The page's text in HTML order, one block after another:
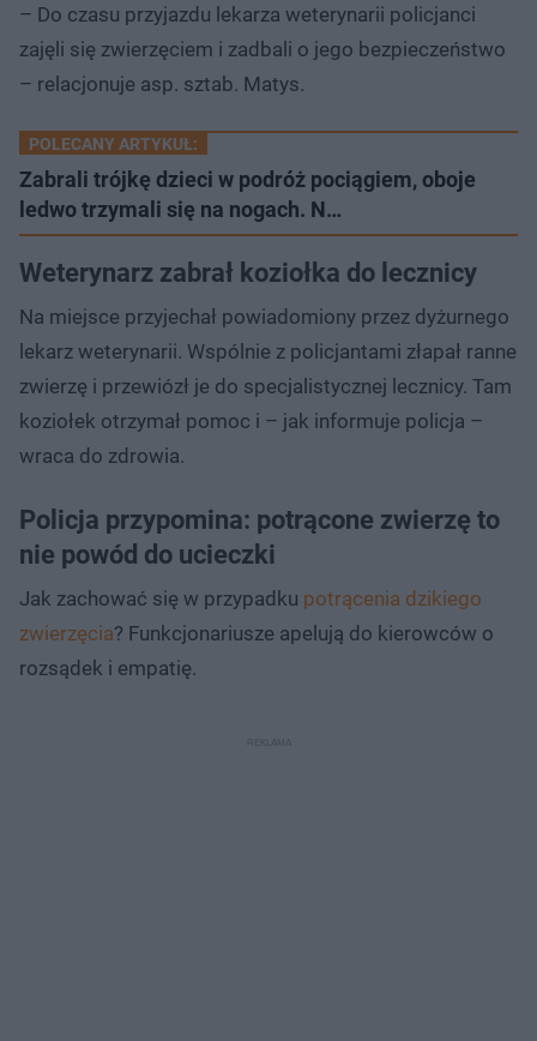
– Do czasu przyjazdu lekarza weterynarii policjanci
zajęli się zwierzęciem i zadbali o jego bezpieczeństwo
– relacjonuje asp. sztab. Matys.
POLECANY ARTYKUŁ:
Zabrali trójkę dzieci w podróż pociągiem, oboje
ledwo trzymali się na nogach. N…
Weterynarz zabrał koziołka do lecznicy
Na miejsce przyjechał powiadomiony przez dyżurnego
lekarz weterynarii. Wspólnie z policjantami złapał ranne
zwierzę i przewiózł je do specjalistycznej lecznicy. Tam
koziołek otrzymał pomoc i – jak informuje policja –
wraca do zdrowia.
Policja przypomina: potrącone zwierzę to
nie powód do ucieczki
Jak zachować się w przypadku potrącenia dzikiego
zwierzęcia? Funkcjonariusze apelują do kierowców o
rozsądek i empatię.